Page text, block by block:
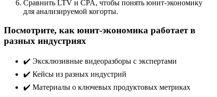
Сравнить LTV и CPA, чтобы понять юнит-экономику
для анализируемой когорты.
Посмотрите, как юнит-экономика работает в
разных индустриях
✔️ Эксклюзивные видеоразборы с экспертами
✔️ Кейсы из разных индустрий
✔️ Материалы о ключевых продуктовых метриках